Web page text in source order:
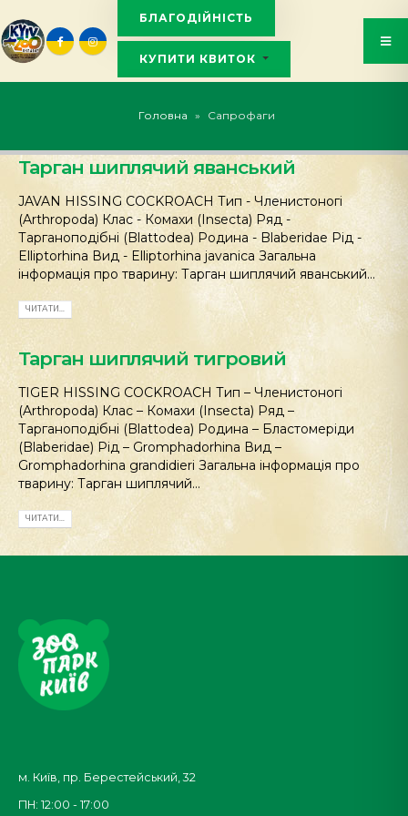
БЛАГОДІЙНІСТЬ
КУПИТИ КВИТОК
Головна » Сапрофаги
Тарган шиплячий яванський
JAVAN HISSING COCKROACH Тип - Членистоногі
(Arthropoda) Клас - Комахи (Insecta) Ряд -
Тарганоподібні (Blattodea) Родина - Blaberidae Рід -
Elliptorhina Вид - Elliptorhina javanica Загальна
інформація про тварину: Тарган шиплячий яванський...
ЧИТАТИ...
Тарган шиплячий тигровий
TIGER HISSING COCKROACH Тип – Членистоногі
(Arthropoda) Клас – Комахи (Insecta) Ряд –
Тарганоподібні (Blattodea) Родина – Бластомеріди
(Blaberidae) Рід – Gromphadorhina Вид –
Gromphadorhina grandidieri Загальна інформація про
тварину: Тарган шиплячий...
ЧИТАТИ...
м. Київ, пр. Берестейський, 32
ПН: 12:00 - 17:00